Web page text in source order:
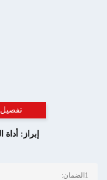
تفصيل
إبراز: أداة
1الضمان: